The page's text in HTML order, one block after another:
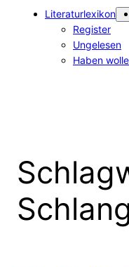
Literaturlexikon
Register
Ungelesen
Haben